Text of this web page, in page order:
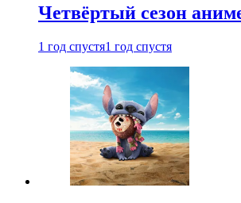
Четвёртый сезон
1 год спустя1 год спустя